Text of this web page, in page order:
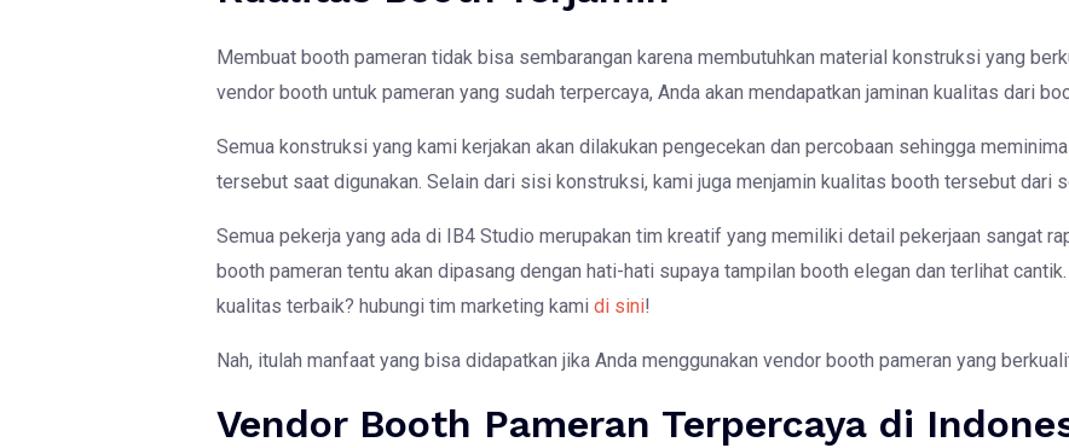
Membuat booth pameran tidak bisa sembarangan karena membutuhkan material konstruksi yang
vendor booth untuk pameran yang sudah terpercaya, Anda akan mendapatkan jaminan kualitas dari
Semua konstruksi yang kami kerjakan akan dilakukan pengecekan dan percobaan sehingga
tersebut saat digunakan. Selain dari sisi konstruksi, kami juga menjamin kualitas booth tersebut dari
Semua pekerja yang ada di IB4 Studio merupakan tim kreatif yang memiliki detail pekerjaan sangat
booth pameran tentu akan dipasang dengan hati-hati supaya tampilan booth elegan dan terlihat
kualitas terbaik? hubungi tim marketing kami di sini!
Nah, itulah manfaat yang bisa didapatkan jika Anda menggunakan vendor booth pameran yang
Vendor Booth Pameran Terpercaya di